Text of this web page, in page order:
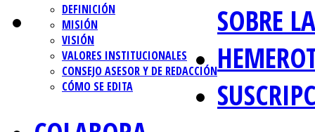
SOBRE
DEFINICIÓN
MISIÓN
VISIÓN
VALORES INSTITUCIONALES
CONSEJO ASESOR Y DE REDACCIÓN
CÓMO SE EDITA